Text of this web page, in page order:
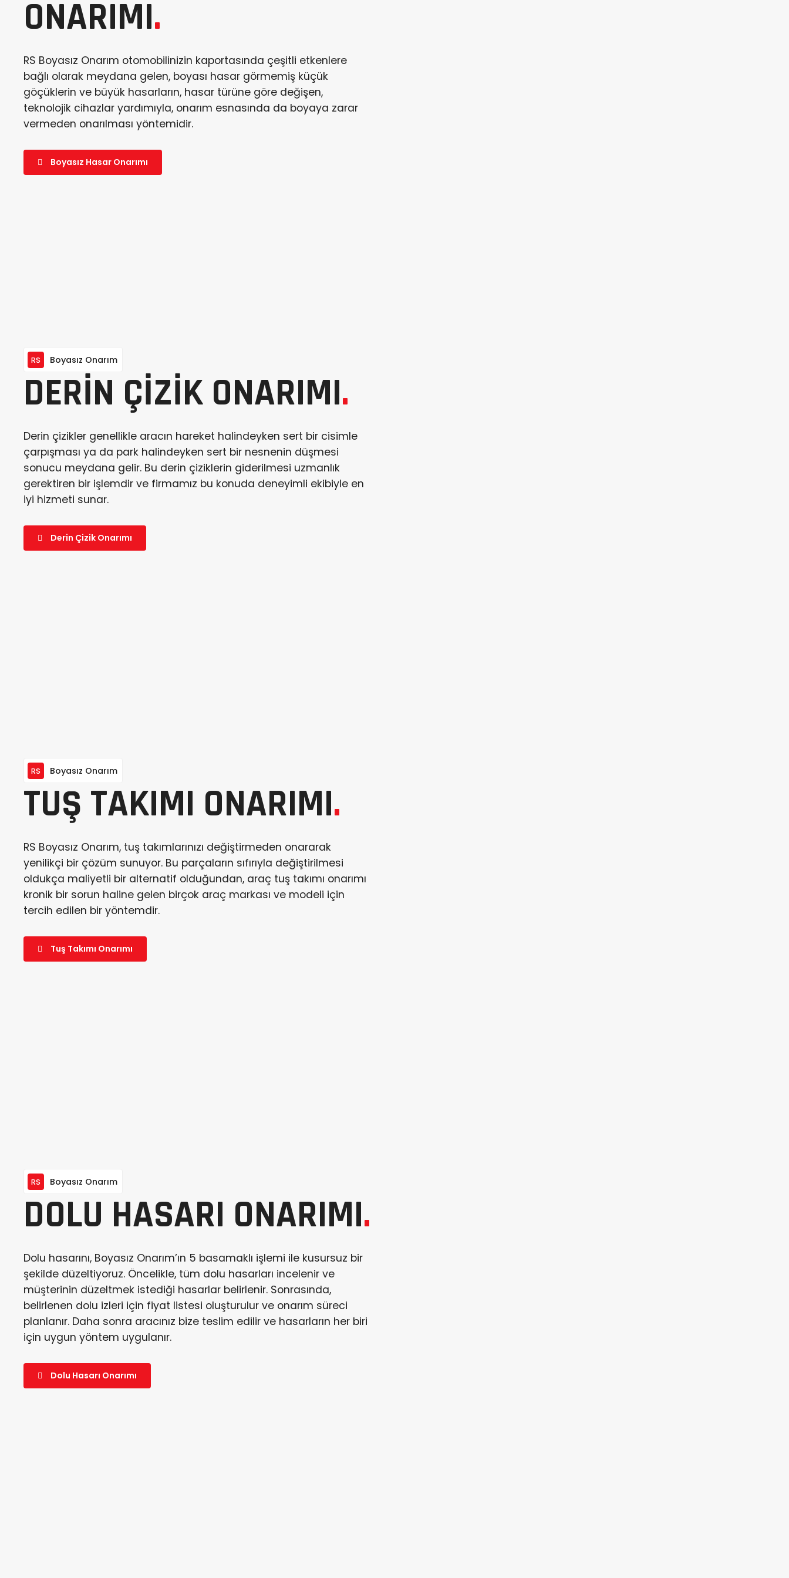
ONARIMI.
RS Boyasız Onarım otomobilinizin kaportasında çeşitli etkenlere
bağlı olarak meydana gelen, boyası hasar görmemiş küçük
göçüklerin ve büyük hasarların, hasar türüne göre değişen,
teknolojik cihazlar yardımıyla, onarım esnasında da boyaya zarar
vermeden onarılması yöntemidir.
Boyasız Hasar Onarımı
RS Boyasız Onarım
DERİN ÇİZİK ONARIMI.
Derin çizikler genellikle aracın hareket halindeyken sert bir cisimle
çarpışması ya da park halindeyken sert bir nesnenin düşmesi
sonucu meydana gelir. Bu derin çiziklerin giderilmesi uzmanlık
gerektiren bir işlemdir ve firmamız bu konuda deneyimli ekibiyle en
iyi hizmeti sunar.
Derin Çizik Onarımı
RS Boyasız Onarım
TUŞ TAKIMI ONARIMI.
RS Boyasız Onarım, tuş takımlarınızı değiştirmeden onararak
yenilikçi bir çözüm sunuyor. Bu parçaların sıfırıyla değiştirilmesi
oldukça maliyetli bir alternatif olduğundan, araç tuş takımı onarımı
kronik bir sorun haline gelen birçok araç markası ve modeli için
tercih edilen bir yöntemdir.
Tuş Takımı Onarımı
RS Boyasız Onarım
DOLU HASARI ONARIMI.
Dolu hasarını, Boyasız Onarım’ın 5 basamaklı işlemi ile kusursuz bir
şekilde düzeltiyoruz. Öncelikle, tüm dolu hasarları incelenir ve
müşterinin düzeltmek istediği hasarlar belirlenir. Sonrasında,
belirlenen dolu izleri için fiyat listesi oluşturulur ve onarım süreci
planlanır. Daha sonra aracınız bize teslim edilir ve hasarların her biri
için uygun yöntem uygulanır.
Dolu Hasarı Onarımı